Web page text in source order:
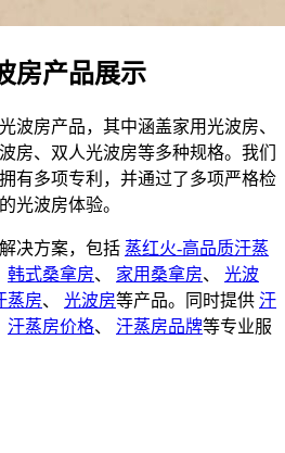
房产品展示
波房产品，其中涵盖家用光波房、
房、双人光波房等多种规格。我们
有多项专利，并通过了多项严格检
光波房体验。
决方案，包括 蒸红火-高品质汗蒸
韩式桑拿房、 家用桑拿房、 光波
蒸房、 光波房等产品。同时提供 汗
汗蒸房价格、 汗蒸房品牌等专业服